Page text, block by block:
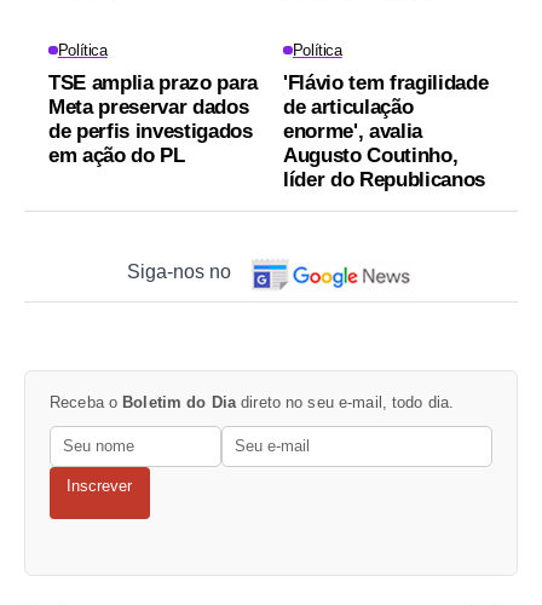
Política
TSE amplia prazo para
Meta preservar dados
de perfis investigados
em ação do PL
Política
'Flávio tem fragilidade
de articulação
enorme', avalia
Augusto Coutinho,
líder do Republicanos
Siga-nos no
Receba o Boletim do Diadireto no seu e-mail, todo dia.
Inscrever